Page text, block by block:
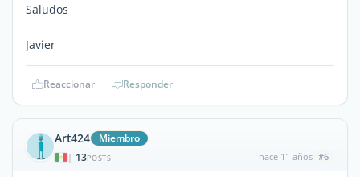
Saludos
Javier
Reaccionar Responder
Art424 Miembro
| 13POSTS hace 11 años #6